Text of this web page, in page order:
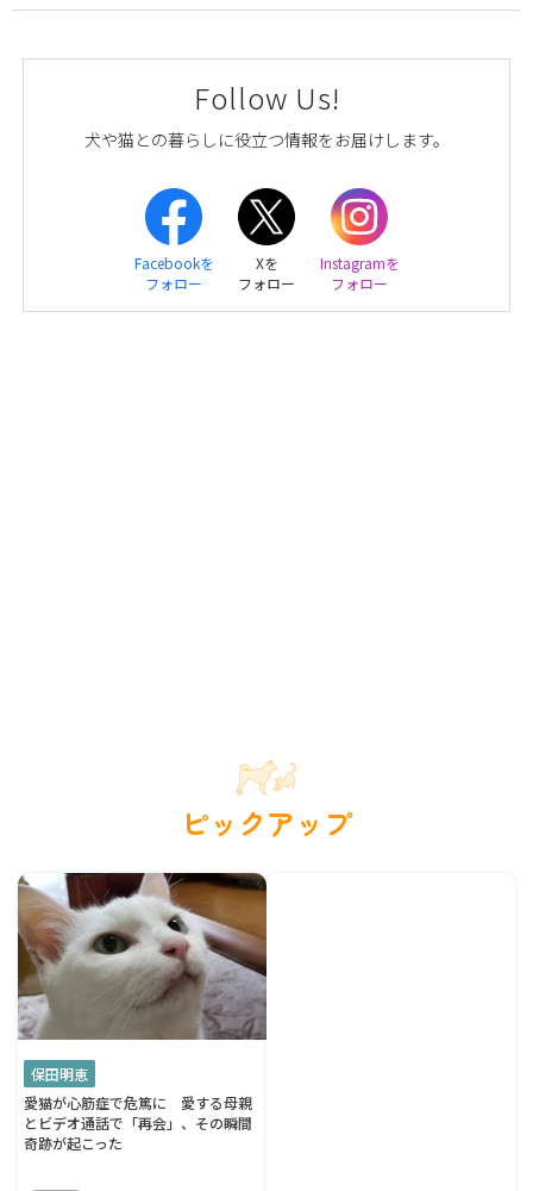
Follow Us!
犬や猫との暮らしに役立つ情報をお届けします。
Facebookを
フォロー
Xを
フォロー
Instagramを
フォロー
ピックアップ
保田明恵
愛猫が心筋症で危篤に 愛する母親
とビデオ通話で「再会」、その瞬間
奇跡が起こった